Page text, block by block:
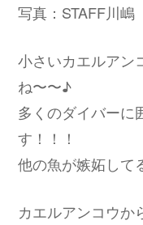
写真：STAFF川嶋
小さいカエルアン
ね〜〜♪
多くのダイバーに
す！！！
他の魚が嫉妬して
カエルアンコウか